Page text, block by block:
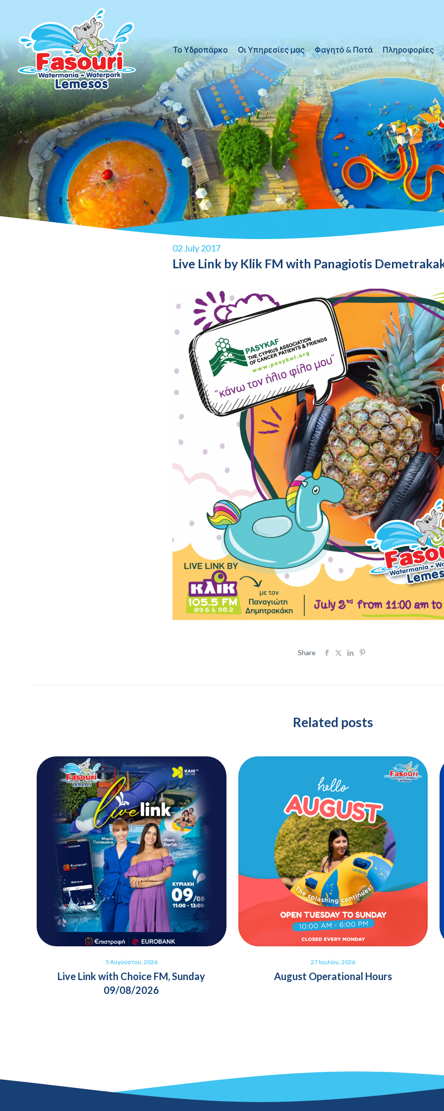
Το Υδροπάρκο Οι Υπηρεσίες μας Φαγητό & Ποτά Πληροφορίες
02 July 2017
Live Link by Klik FM with Panagiotis
Share
Related posts
5 Αυγούστου, 2026
Live Link with Choice FM, Sunday
09/08/2026
27 Ιουλίου, 2026
August Operational Hours